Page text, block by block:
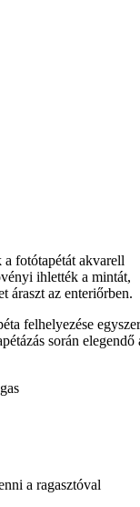
fotótapétát akvarell
ihlették a mintát,
áraszt az enteriőrben.
felhelyezése
során elegendő
a ragasztóval